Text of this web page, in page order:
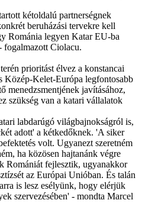
kétoldalú partnerségnek
beruházási tervekre kell
Románia legyen Katar EU-ba
fogalmazott Ciolacu.
prioritást élvez a konstancai
Közép-Kelet-Európa legfontosabb
menedzsmentjének javításához,
szükség van a katari vállalatok
labdarúgó világbajnokságról is,
adott' a kétkedőknek. 'A siker
volt. Ugyanezt szeretném
ha közösen hajtanánk végre
Romániát fejlesztik, ugyanakkor
az Európai Unióban. És talán
is lesz esélyünk, hogy elérjük
szervezésében' - mondta Marcel